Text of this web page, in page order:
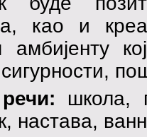
као и
амбијенту
школа,
настава,